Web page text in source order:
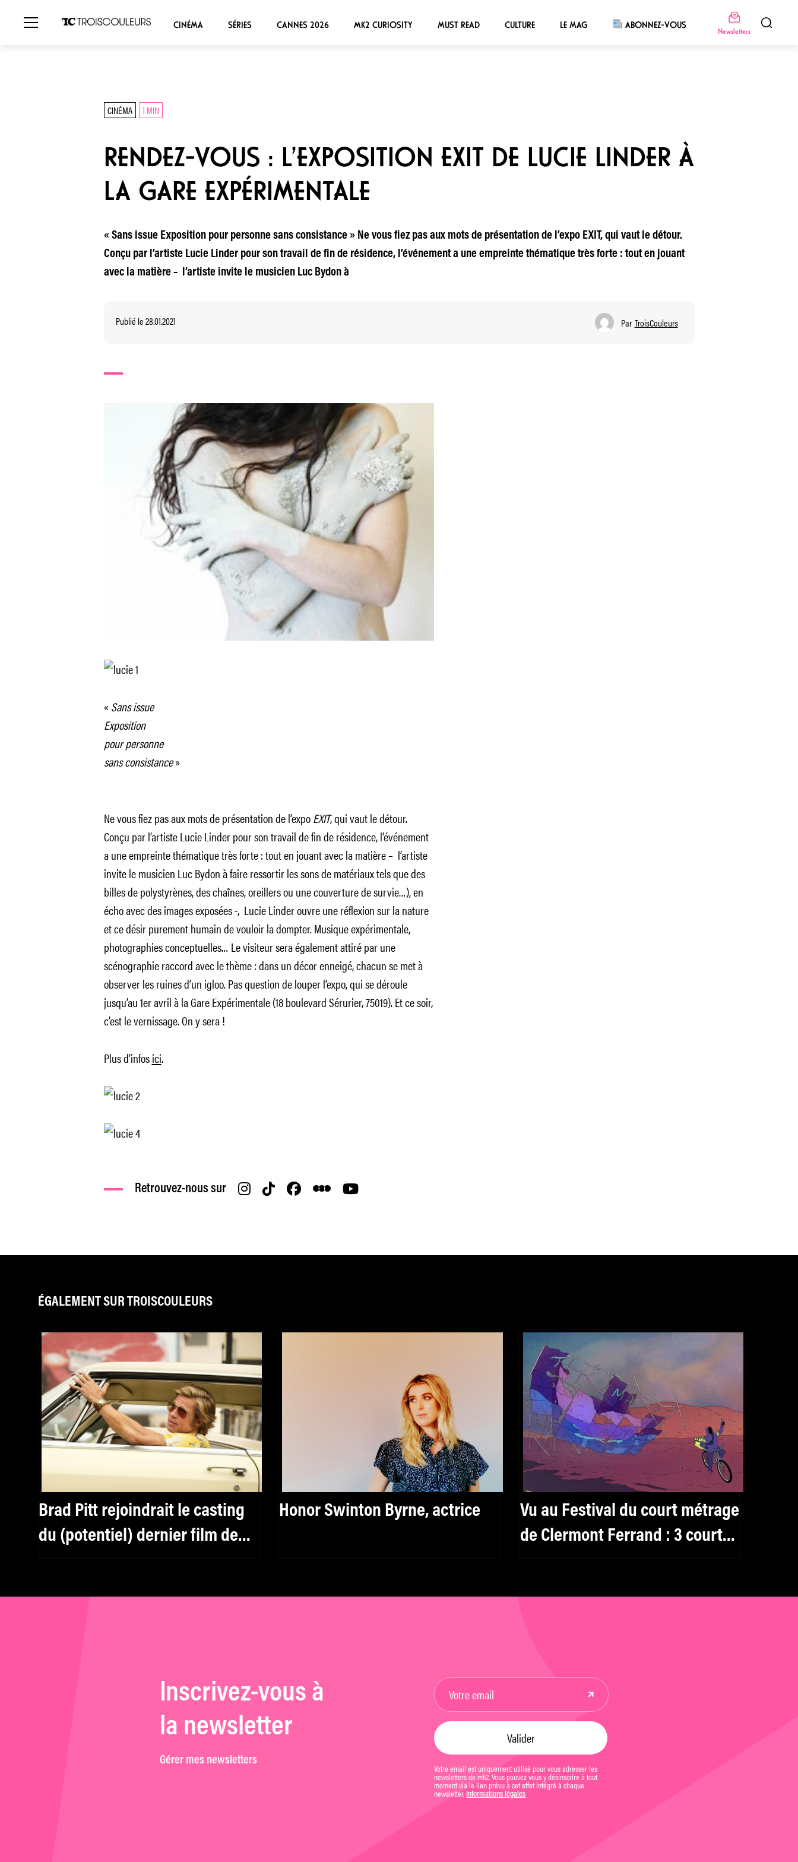
CINÉMA SÉRIES CANNES 2026 MK2 CURIOSITY MUST READ CULTURE LE MAG ABONNEZ-VOUS
Newsletters
CINÉMA 1 MIN
RENDEZ-VOUS : L’EXPOSITION EXIT DE LUCIE LINDER À
LA GARE EXPÉRIMENTALE
« Sans issue Exposition pour personne sans consistance » Ne vous fiez pas aux mots de présentation de l’expo EXIT, qui vaut le détour.
Conçu par l’artiste Lucie Linder pour son travail de fin de résidence, l’événement a une empreinte thématique très forte : tout en jouant
avec la matière – l’artiste invite le musicien Luc Bydon à
Publié le 28.01.2021 Par TroisCouleurs
«Sans issue
Exposition
pour personne
sans consistance»
Ne vous fiez pas aux mots de présentation de l’expoEXIT, qui vaut le détour.
Conçu par l’artiste Lucie Linder pour son travail de fin de résidence, l’événement
a une empreinte thématique très forte : tout en jouant avec la matière – l’artiste
invite le musicien Luc Bydon à faire ressortir les sons de matériaux tels que des
billes de polystyrènes, des chaînes, oreillers ou une couverture de survie…), en
écho avec des images exposées -, Lucie Linder ouvre une réflexion sur la nature
et ce désir purement humain de vouloir la dompter. Musique expérimentale,
photographies conceptuelles… Le visiteur sera également attiré par une
scénographie raccord avec le thème : dans un décor enneigé, chacun se met à
observer les ruines d’un igloo. Pas question de louper l’expo, qui se déroule
jusqu’au 1er avril à la Gare Expérimentale (18 boulevard Sérurier, 75019). Et ce soir,
c’est le vernissage. On y sera !
Plus d’infosici.
Retrouvez-nous sur
ÉGALEMENT SUR TROISCOULEURS
Brad Pitt rejoindrait le casting
du (potentiel) dernier film de
Honor Swinton Byrne, actrice
Vu au Festival du court métrage
de Clermont Ferrand : 3 courts
Inscrivez-vous à
la newsletter
Gérer mes newsletters
Votre email est uniquement utilisé pour vous adresser les
newsletters de mk2. Vous pouvez vous y désinscrire à tout
moment via le lien prévu à cet effet intégré à chaque
newsletter. Informations légales